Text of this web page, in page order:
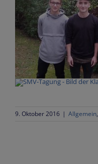
9. Oktober 2016 | Allgemein,